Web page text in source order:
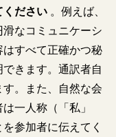
ください 。例えば、
滑なコミュニケーシ
すべて正確かつ秘
きます。通訳者自
。また、自然な会
一人称（「私」
参加者に伝えてく